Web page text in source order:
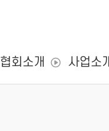
협회소개 사업소